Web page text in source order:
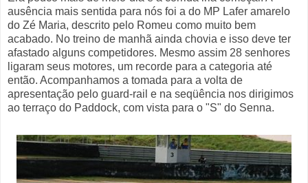
ausência mais sentida para nós foi a do MP Lafer amarelo
do Zé Maria, descrito pelo Romeu como muito bem
acabado. No treino de manhã ainda chovia e isso deve ter
afastado alguns competidores. Mesmo assim 28 senhores
ligaram seus motores, um recorde para a categoria até
então. Acompanhamos a tomada para a volta de
apresentação pelo guard-rail e na seqüência nos dirigimos
ao terraço do Paddock, com vista para o "S" do Senna.